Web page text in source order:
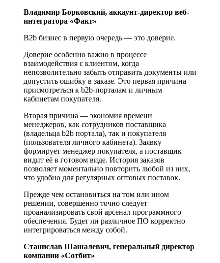
Владимир Борковский, аккаунт-директор веб-
интегратора «Факт»
B2b бизнес в первую очередь — это доверие.
Доверие особенно важно в процессе
взаимодействия с клиентом, когда
непозволительно забыть отправить документы или
допустить ошибку в заказе. Это первая причина
присмотреться к b2b-порталам и личным
кабинетам покупателя.
Вторая причина — экономия времени
менеджеров, как сотрудников поставщика
(владельца b2b портала), так и покупателя
(пользователя личного кабинета). Заявку
формирует менеджер покупателя, а поставщик
видит её в готовом виде. История заказов
позволяет моментально повторить любой из них,
что удобно для регулярных оптовых поставок.
Прежде чем остановиться на том или ином
решении, совершенно точно следует
проанализировать свой арсенал программного
обеспечения. Будет ли различное ПО корректно
интегрироваться между собой.
Станислав Шашалевич, генеральный директор
компании «Сотбит»